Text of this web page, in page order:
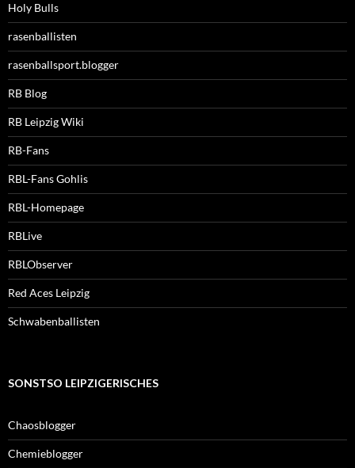
Holy Bulls
rasenballisten
rasenballsport.blogger
RB Blog
RB Leipzig Wiki
RB-Fans
RBL-Fans Gohlis
RBL-Homepage
RBLive
RBLObserver
Red Aces Leipzig
Schwabenballisten
SONSTSO LEIPZIGERISCHES
Chaosblogger
Chemieblogger